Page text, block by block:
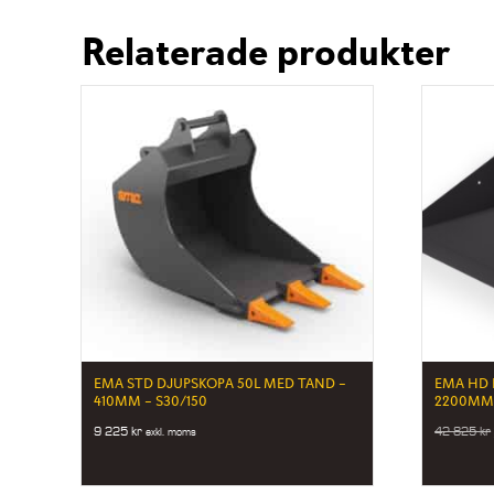
Relaterade produkter
EMA STD DJUPSKOPA 50L MED TAND –
410MM – S30/150
9 225kr exkl. moms
EMA HD
2200MM
42 825kr